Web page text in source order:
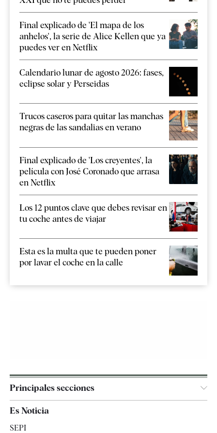
Final explicado de 'El mapa de los
anhelos', la serie de Alice Kellen que ya
puedes ver en Netflix
Calendario lunar de agosto 2026: fases,
eclipse solar y Perseidas
Trucos caseros para quitar las manchas
negras de las sandalias en verano
Final explicado de 'Los creyentes', la
película con José Coronado que arrasa
en Netflix
Los 12 puntos clave que debes revisar en
tu coche antes de viajar
Esta es la multa que te pueden poner
por lavar el coche en la calle
Principales secciones
Es Noticia
SEPI